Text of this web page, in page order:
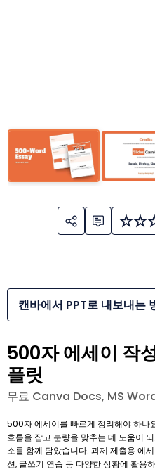
캔바에서 PPT로 내보내는
500자 에세이 작
플릿
무료 Canva Docs, MS
500자 에세이를 빠르게 정리해야 하나
흐름을 잡고 분량을 맞추는 데 도움이
소를 함께 담았습니다. 과제 제출용 에
션, 글쓰기 연습 등 다양한 상황에 활용